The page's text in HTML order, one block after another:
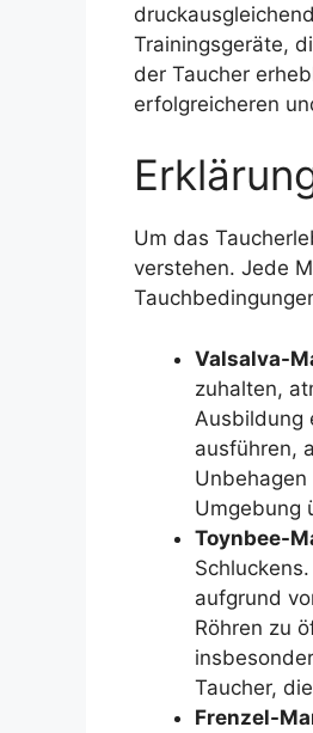
Trainingsgeräte,
der Taucher
erfolgreicheren
Um das
verstehen. Jede
Valsalva-
zuhalten,
Ausbildung
ausführen,
Umgebung
Toynbee-
aufgrund
Röhren zu
Taucher,
Frenzel-